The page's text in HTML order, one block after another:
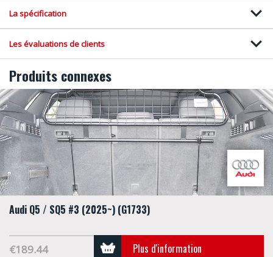
La spécification
Les évaluations de clients
Produits connexes
Audi Q5 / SQ5 #3 (2025~) (G1733)
€189.44 Plus d'information